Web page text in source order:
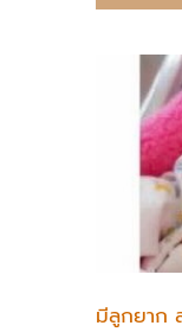
มีลูกยาก